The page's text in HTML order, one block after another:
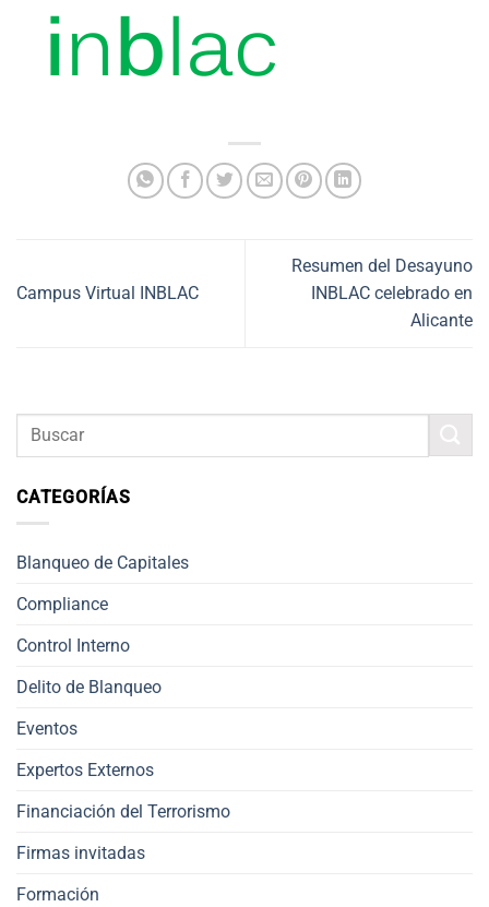
Campus Virtual INBLAC
Resumen del Desayuno
INBLAC celebrado en
Alicante
CATEGORÍAS
Blanqueo de Capitales
Compliance
Control Interno
Delito de Blanqueo
Eventos
Expertos Externos
Financiación del Terrorismo
Firmas invitadas
Formación